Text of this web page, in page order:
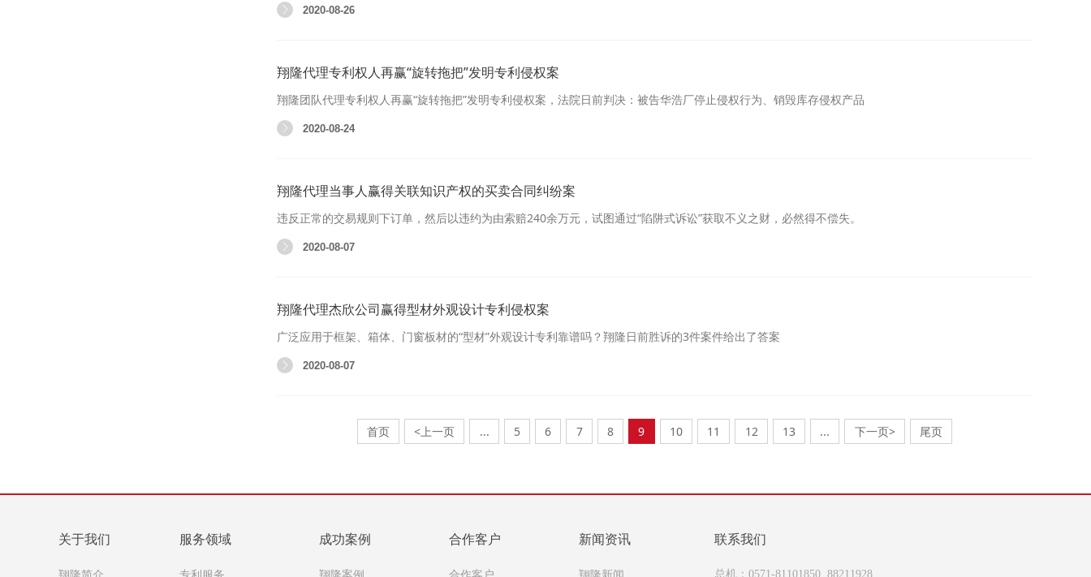
2020-08-26
翔隆代理专利权人再赢“旋转拖把”发明专利侵权案
2020-08-24
翔隆团队代理专利权人再赢“旋转拖把”发明专利侵权案，法院日前判决：被告华浩厂停止侵权行为、销毁库存侵权产品
翔隆代理当事人赢得关联知识产权的买卖合同纠纷案
2020-08-07
违反正常的交易规则下订单，然后以违约为由索赔240余万元，试图通过“陷阱式诉讼”获取不义之财，必然得不偿失。
翔隆代理杰欣公司赢得型材外观设计专利侵权案
2020-08-07
广泛应用于框架、箱体、门窗板材的“型材”外观设计专利靠谱吗？翔隆日前胜诉的3件案件给出了答案
首页 <上一页 ... 5 6 7 8 9 10 11 12 13 ... 下一页> 尾页
关于我们 服务领域 成功案例 合作客户 新闻资讯 联系我们
总机：0571-81101850 88211928